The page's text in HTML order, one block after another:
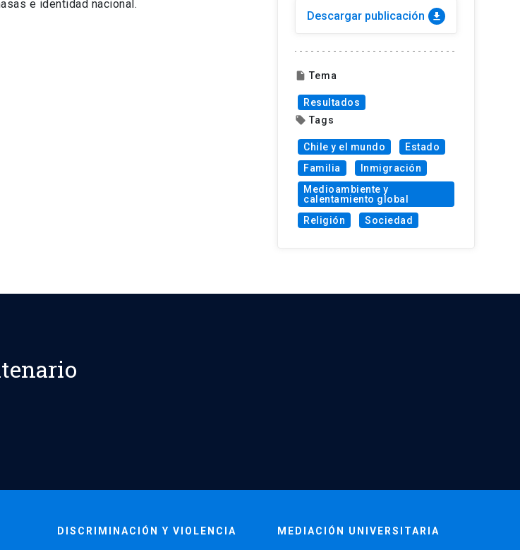
e identidad nacional.
Descargar publicación download
insert_drive_file Tema
Resultados
local_offer Tags
Chile y el mundo
Estado
Familia
Inmigración
Medioambiente y
calentamiento global
Religión
Sociedad
DISCRIMINACIÓN Y VIOLENCIA MEDIACIÓN UNIVERSITARIA